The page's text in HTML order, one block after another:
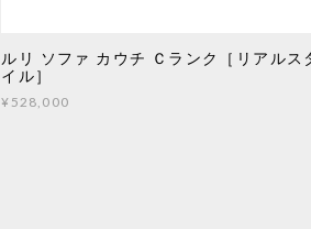
ルリ ソファ カウチ Ｃランク［リアルス
イル］
¥528,000